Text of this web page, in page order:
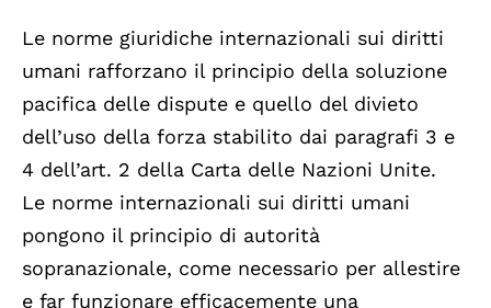
Le norme giuridiche internazionali sui diritti
umani rafforzano il principio della soluzione
pacifica delle dispute e quello del divieto
dell’uso della forza stabilito dai paragrafi 3 e
4 dell’art. 2 della Carta delle Nazioni Unite.
Le norme internazionali sui diritti umani
pongono il principio di autorità
sopranazionale, come necessario per allestire
e far funzionare efficacemente una